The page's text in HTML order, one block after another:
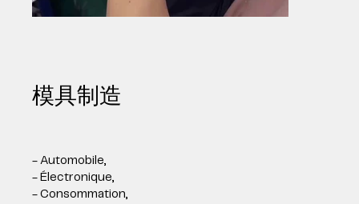
模具制造
- Automobile,
- Électronique,
- Consommation,